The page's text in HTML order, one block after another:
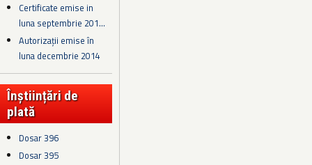
Certificate emise in
luna septembrie 201...
Autorizații emise în
luna decembrie 2014
Înștiințări de
plată
Dosar 396
Dosar 395